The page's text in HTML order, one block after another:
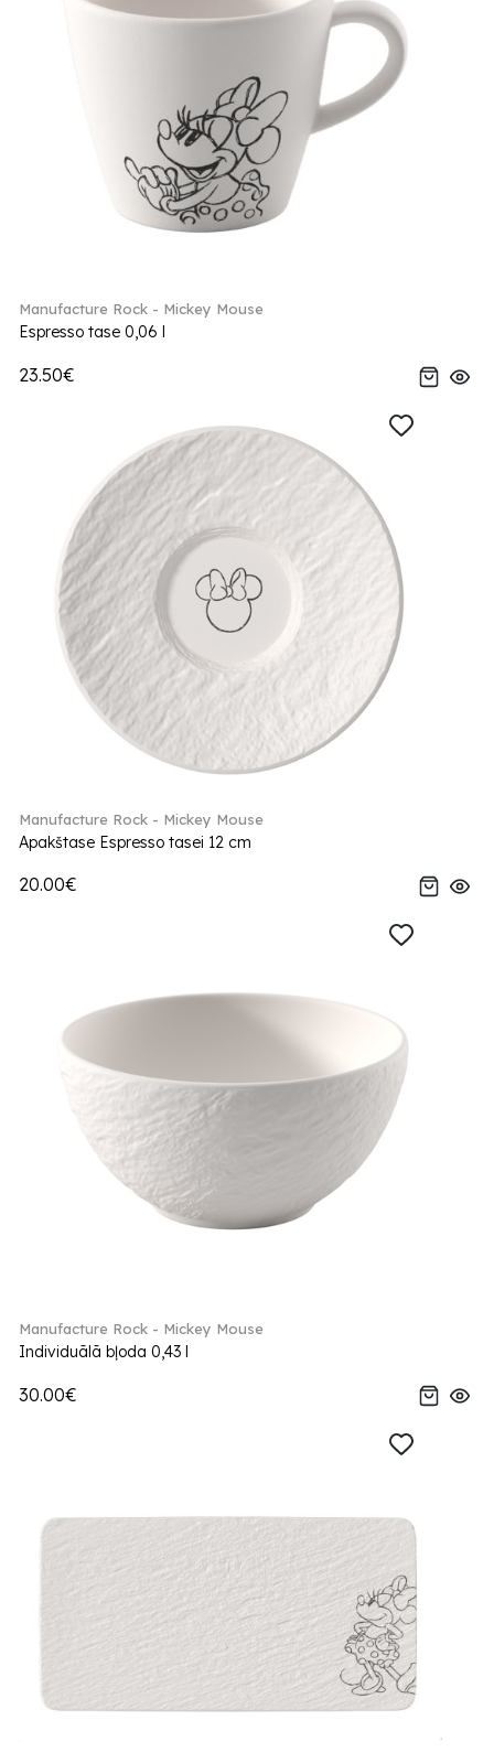
Manufacture Rock - Mickey Mouse
Espresso tase 0,06 l
23.50€
Manufacture Rock - Mickey Mouse
Apakštase Espresso tasei 12 cm
20.00€
Manufacture Rock - Mickey Mouse
Individuālā bļoda 0,43 l
30.00€